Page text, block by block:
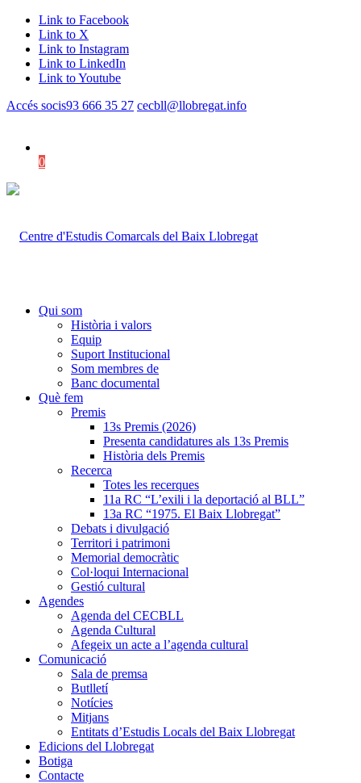
Link to Facebook
Link to X
Link to Instagram
Link to LinkedIn
Link to Youtube
Accés socis93 666 35 27 cecbll@llobregat.info
0
Qui som
Història i valors
Equip
Suport Institucional
Som membres de
Banc documental
Què fem
Premis
13s Premis (2026)
Presenta candidatures als 13s Premis
Història dels Premis
Recerca
Totes les recerques
11a RC “L’exili i la deportació al BLL”
13a RC “1975. El Baix Llobregat”
Debats i divulgació
Territori i patrimoni
Memorial democràtic
Col·loqui Internacional
Gestió cultural
Agendes
Agenda del CECBLL
Agenda Cultural
Afegeix un acte a l’agenda cultural
Comunicació
Sala de premsa
Butlletí
Notícies
Mitjans
Entitats d’Estudis Locals del Baix Llobregat
Edicions del Llobregat
Botiga
Contacte